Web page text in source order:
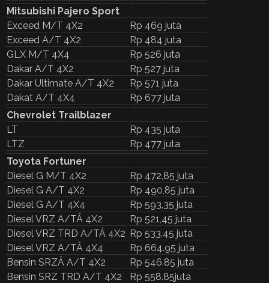
Mitsubishi Pajero Sport
Exceed M/T 4X2
Rp 469 juta
Exceed A/T 4X2
Rp 484 juta
GLX M/T 4X4
Rp 526 juta
Dakar A/T 4X2
Rp 527 juta
Dakar Ultimate A/T 4X2
Rp 571 juta
Dakat A/T 4X4
Rp 677 juta
Chevrolet Trailblazer
LT
Rp 435 juta
LTZ
Rp 477 juta
Toyota Fortuner
Diesel G M/T 4X2
Rp 472,85 juta
Diesel G A/T 4X2
Rp 490,85 juta
Diesel G A/T 4X4
Rp 593,35 juta
Diesel VRZ A/TÂ 4X2
Rp 521,45 juta
Diesel VRZ TRD A/TÂ 4X2 Rp 533.45 juta
Diesel VRZ A/TÂ 4X4
Rp 664.95 juta
Bensin SRZÂ A/T 4X2
Rp 546.85 juta
Bensin SRZ TRD A/T 4X2
Rp 558.85juta